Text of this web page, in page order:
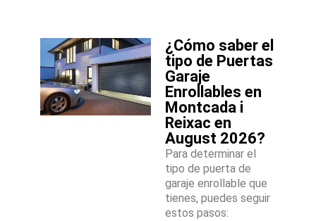
¿Cómo saber el
tipo de Puertas
Garaje
Enrollables en
Montcada i
Reixac en
August 2026?
Para determinar el
tipo de puerta de
garaje enrollable que
tienes, puedes seguir
estos pasos: